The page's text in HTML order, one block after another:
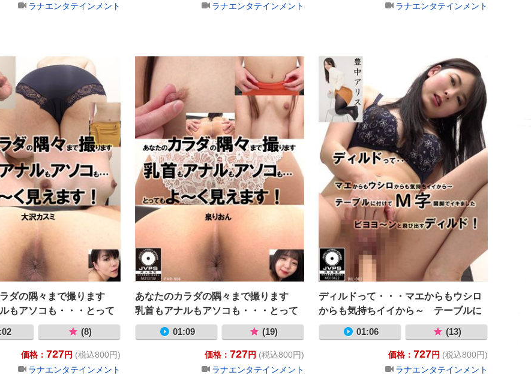
ラナエンタテインメント
ラナエンタテインメント
ラナエンタテインメント
の隅々まで撮ります 乳首もアナルもアソコも・・・とってもよ～く見えます！ 上川星空
あなたのカラダの隅々まで撮ります 乳首もアナルもアソコも・・・とってもよ～く見えます！ 大沢カ
ダの隅々まで撮ります
もアソコも・・・とって
えます！ 大沢カスミ
(8)
価格： 727円 (税込800円)
ラナエンタテインメント
あなたのカラダの隅々まで撮ります 乳首もアナルもア
あなたのカラダの隅々まで撮ります
乳首もアナルもアソコも・・・とって
もよ～く見えます！ 泉りおん
01:09 (19)
価格： 727円 (税込800円)
ラナエンタテインメント
ディルドって・・・マエからもウシロ
からも気持ちイイから～ テーブルに
付けてＭ字開脚でイキました ビヨヨ
～ンと飛び出すディルド！ 豊中
01:06 (13)
価格： 727円 (税込800円)
ラナエンタテインメント